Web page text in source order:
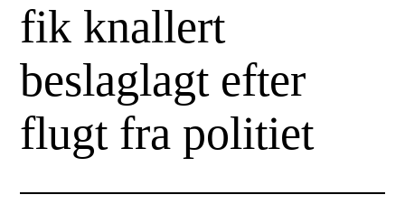
fik knallert
beslaglagt efter
flugt fra politiet